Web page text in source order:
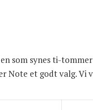
som synes ti-
Note et godt valg.